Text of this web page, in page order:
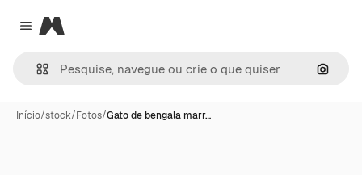
Close menu
Magnific
Início/stock/Fotos/Gato de bengala marr…